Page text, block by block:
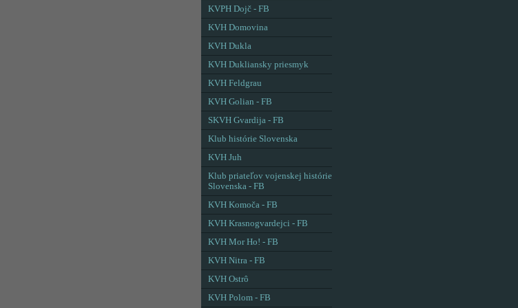
KVPH Dojč - FB
KVH Domovina
KVH Dukla
KVH Dukliansky priesmyk
KVH Feldgrau
KVH Golian - FB
SKVH Gvardija - FB
Klub histórie Slovenska
KVH Juh
Klub priateľov vojenskej histórie
Slovenska - FB
KVH Komoča - FB
KVH Krasnogvardejci - FB
KVH Mor Ho! - FB
KVH Nitra - FB
KVH Ostrô
KVH Polom - FB